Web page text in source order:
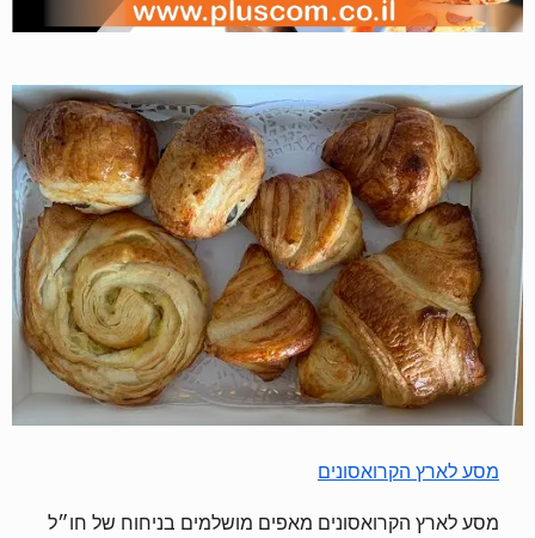
מסע לארץ הקרואסונים
מסע לארץ הקרואסונים מאפים מושלמים בניחוח של חו״ל